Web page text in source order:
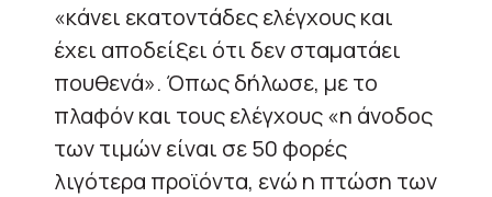
«κάνει εκατοντάδες ελέγχους και
έχει αποδείξει ότι δεν σταματάει
πουθενά». Όπως δήλωσε, με το
πλαφόν και τους ελέγχους «η άνοδος
των τιμών είναι σε 50 φορές
λιγότερα προϊόντα, ενώ η πτώση των